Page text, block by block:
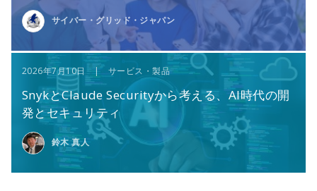
サイバー・グリッド・ジャパン
2026年7月10日 | サービス・製品
SnykとClaude Securityから考える、AI時代の開
発とセキュリティ
鈴木 真人